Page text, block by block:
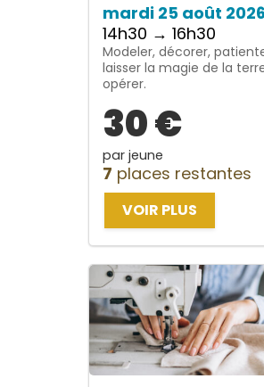
mardi 25 août 2026
14h30 → 16h30
Modeler, décorer,
laisser la magie de la
opérer.
30 €
par jeune
7 places restantes
VOIR PLUS